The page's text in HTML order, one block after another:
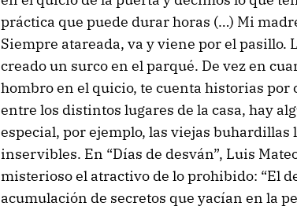
práctica que puede durar horas (…) Mi
Siempre atareada, va y viene por el pasillo.
creado un surco en el parqué. De vez en
hombro en el quicio, te cuenta historias
entre los distintos lugares de la casa, hay
especial, por ejemplo, las viejas
inservibles. En “Días de desván”, Luis
misterioso el atractivo de lo prohibido: “El
acumulación de secretos que yacían en la